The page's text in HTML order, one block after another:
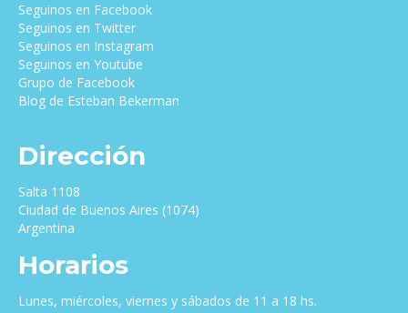
Seguinos en Facebook
Seguinos en Twitter
Seguinos en Instagram
Seguinos en Youtube
Grupo de Facebook
Blog de Esteban Bekerman
Dirección
Salta 1108
Ciudad de Buenos Aires (1074)
Argentina
Horarios
Lunes, miércoles, viernes y sábados de 11 a 18 hs.